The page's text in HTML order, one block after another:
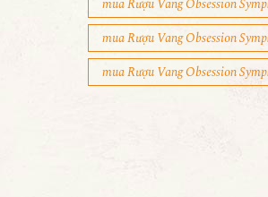
mua Rượu Vang Obsession
mua Rượu Vang Obsession
mua Rượu Vang Obsession